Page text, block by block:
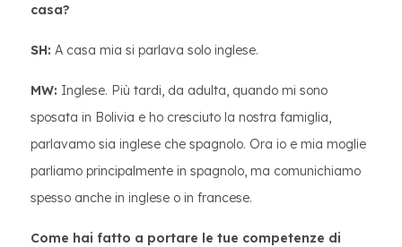
casa?
SH: A casa mia si parlava solo inglese.
MW: Inglese. Più tardi, da adulta, quando mi sono
sposata in Bolivia e ho cresciuto la nostra famiglia,
parlavamo sia inglese che spagnolo. Ora io e mia moglie
parliamo principalmente in spagnolo, ma comunichiamo
spesso anche in inglese o in francese.
Come hai fatto a portare le tue competenze di